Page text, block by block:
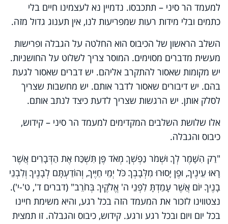
למעמד הר סיני – תתכבסו. נדמיין נא לעצמינו חיים בלי
כתמים ובלי מידות רעות שמפריעות לנו, אין תענוג גדול מזה.
השלב הראשון של הכיבוס הוא החלטה על הגבלה ופרישות
מעשית מדברים מסוימים. המוסר צריך לשלוט על החושניות.
יש מקומות שאסור להתקרב אליהם. יש דברים שאסור לגעת
בהם. יש דיבורים שאסור לדבר אותם. יש מחשבות שצריך
לסלק אותן. יש הרגשות שצריך לדעת כיצד לנתב אותם.
אלו שלושת השלבים המקדימים למעמד הר סיני – קידוש,
כיבוס והגבלה.
"רַק הִשָּׁמֶר לְךָ וּשְׁמֹר נַפְשְׁךָ מְאֹד פֶּן תִּשְׁכַּח אֶת הַדְּבָרִים אֲשֶׁר
רָאוּ עֵינֶיךָ, וּפֶן יָסוּרוּ מִלְּבָבְךָ כֹּל יְמֵי חַיֶּיךָ, וְהוֹדַעְתָּם לְבָנֶיךָ וְלִבְנֵי
בָנֶיךָ יוֹם אֲשֶׁר עָמַדְתָּ לִפְנֵי ה' אֱלֹקֶיךָ בְּחֹרֵב" (דברים ד', ט'-י').
נצטווינו לזכור את המעמד הזה בכל רגע, והיא משימת חיינו
בכל יום ויום ובכל רגע ורגע. קידוש, כיבוס והגבלה. זו תמצית